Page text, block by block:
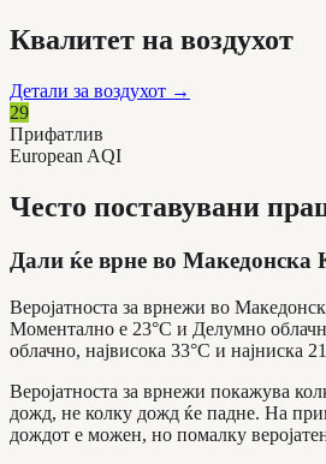
Квалитет на воздухот
Детали за воздухот →
29
Прифатлив
European AQI
Често поставувани
Дали ќе врне во Македонска
Веројатноста за врнежи во
Моментално е 23°C и Делумно
облачно, највисока 33°C и најниска
Веројатноста за врнежи покажува
дожд, не колку дожд ќе падне. На
дождот е можен, но помалку